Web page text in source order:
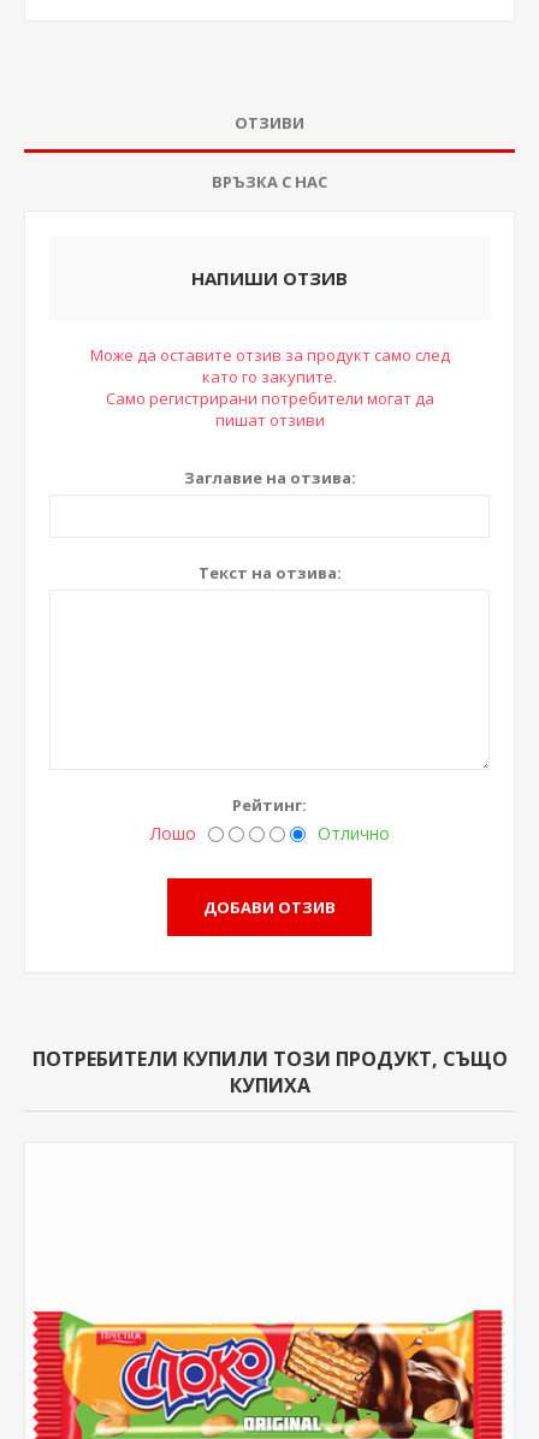
ОТЗИВИ
ВРЪЗКА С НАС
НАПИШИ ОТЗИВ
Може да оставите отзив за продукт само след
като го закупите.
Само регистрирани потребители могат да
пишат отзиви
Заглавие на отзива:
Текст на отзива:
Рейтинг:
Лошо Отлично
ПОТРЕБИТЕЛИ КУПИЛИ ТОЗИ ПРОДУКТ, СЪЩО
КУПИХА